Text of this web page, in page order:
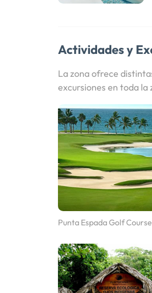
Actividades y
La zona ofrece
excursiones en toda la
Punta Espada Golf Course